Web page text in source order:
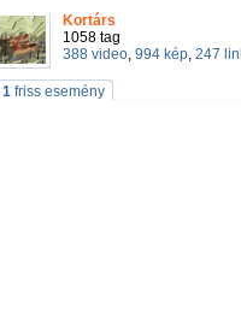
Kortárs
1058 tag
388 video, 994 kép, 247
1 friss esemény